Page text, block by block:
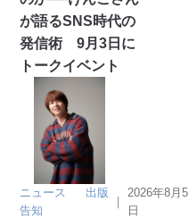
が語るSNS時代の
発信術 9月3日に
トークイベント
ニュース
出版
告知
｜
2026年8月5
日